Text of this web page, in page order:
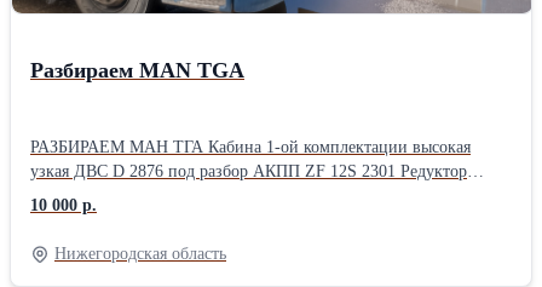
Разбираем МАN TGA
РАЗБИРАЕМ МАН ТГА Кабина 1-ой комплектации высокая
узкая ДВС D 2876 под разбор АКПП ZF 12S 2301 Редуктор
HY1350 перед.3710 ВСЕ запчасти без пробега по Р.Ф.
10 000 р.
Нижегородская область